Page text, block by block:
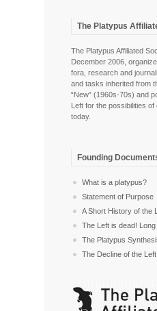
The Platypus
The Platypus Affiliated
December 2006,
fora, research and
and tasks inherited from
“New” (1960s-70s) and
Left for the possibilities
today.
Founding
What is a platypus?
Statement of Purpose
A Short History of the
The Left is dead! Long
The Platypus
The Decline of the